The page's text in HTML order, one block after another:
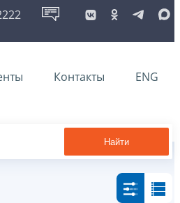
Контакты ENG
Найти